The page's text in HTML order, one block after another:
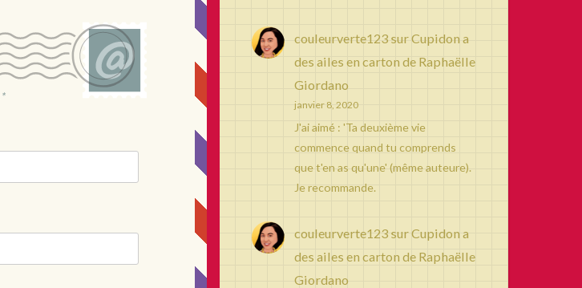
*
couleurverte123surCupidon a
des ailes en carton de Raphaëlle
Giordano
janvier 8, 2020
J'ai aimé : 'Ta deuxième vie
commence quand tu comprends
que t'en as qu'une' (même auteure).
Je recommande.
couleurverte123surCupidon a
des ailes en carton de Raphaëlle
Giordano